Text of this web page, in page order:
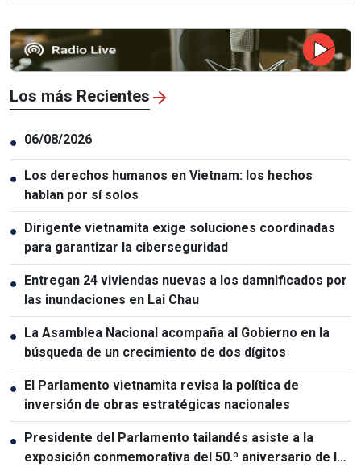
Los más Recientes
● 06/08/2026
● Los derechos humanos en Vietnam: los hechos
hablan por sí solos
● Dirigente vietnamita exige soluciones coordinadas
para garantizar la ciberseguridad
● Entregan 24 viviendas nuevas a los damnificados por
las inundaciones en Lai Chau
● La Asamblea Nacional acompaña al Gobierno en la
búsqueda de un crecimiento de dos dígitos
● El Parlamento vietnamita revisa la política de
inversión de obras estratégicas nacionales
● Presidente del Parlamento tailandés asiste a la
exposición conmemorativa del 50.º aniversario de las